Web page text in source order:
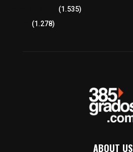
(1.535)
(1.278)
ABOUT US